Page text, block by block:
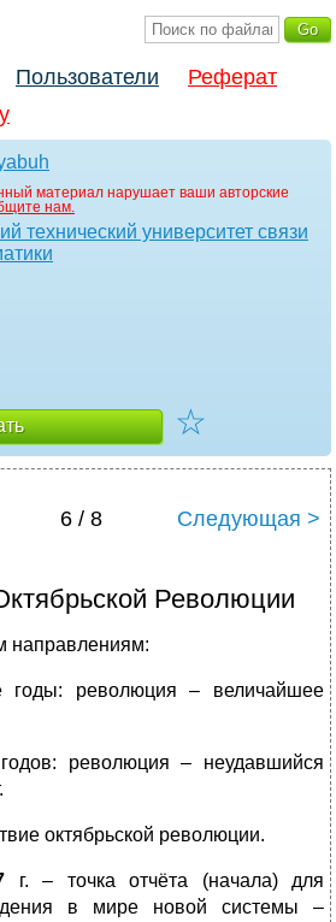
Пользователи
Реферат
материал нарушает ваши авторские
нам.
технический университет связи
☆
6 / 8 Следующая >
Революции
направлениям:
годы: революция – величайшее
революция – неудавшийся
октябрьской революции.
г. – точка отчёта (начала) для
в мире новой системы –